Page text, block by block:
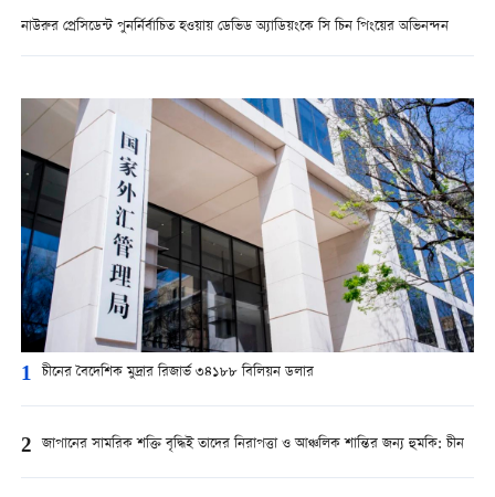
নাউরুর প্রেসিডেন্ট পুনর্নির্বাচিত হওয়ায় ডেভিড অ্যাডিয়ংকে সি চিন পিংয়ের অভিনন্দন
1 চীনের বৈদেশিক মুদ্রার রিজার্ভ ৩৪১৮৮ বিলিয়ন ডলার
2 জাপানের সামরিক শক্তি বৃদ্ধিই তাদের নিরাপত্তা ও আঞ্চলিক শান্তির জন্য হুমকি: চীন